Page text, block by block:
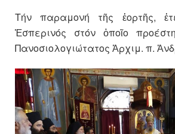
Τήν παραμονή τῆς ἑορτῆς,
Ἑσπερινός στόν ὁποῖο
Πανοσιολογιώτατος Ἀρχιμ. π.